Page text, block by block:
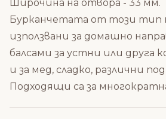
Широчина на отвора - 33 мм.
Бурканчетата от този тип
използвани за домашно
балсами за устни или друга
и за мед, сладко, различни
Подходящи са за